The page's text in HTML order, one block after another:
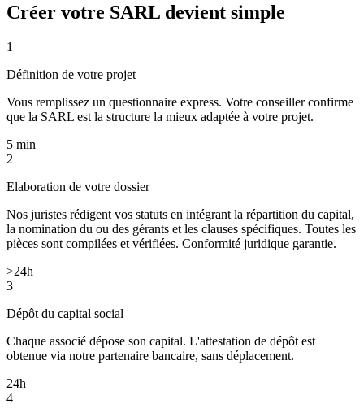
Créer votre SARL devient simple
1
Définition de votre projet
Vous remplissez un questionnaire express. Votre conseiller confirme
que la SARL est la structure la mieux adaptée à votre projet.
5 min
2
Elaboration de votre dossier
Nos juristes rédigent vos statuts en intégrant la répartition du capital,
la nomination du ou des gérants et les clauses spécifiques. Toutes les
pièces sont compilées et vérifiées. Conformité juridique garantie.
>24h
3
Dépôt du capital social
Chaque associé dépose son capital. L'attestation de dépôt est
obtenue via notre partenaire bancaire, sans déplacement.
24h
4